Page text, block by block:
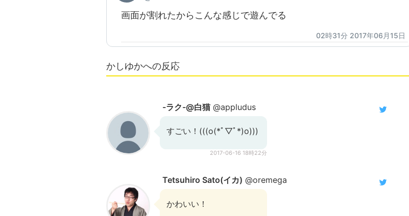
画面が割れたからこんな感じで遊んでる
02時31分 2017年06月15日
かしゆかへの反応
-ラク-@白猫@appludus
すごい！(((o(*ﾟ▽ﾟ*)o)))
2017-06-16 18時22分
Tetsuhiro Sato(イカ) @oremega
かわいい！